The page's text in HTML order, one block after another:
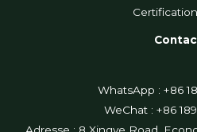
WhatsApp : +86
WeChat : +86